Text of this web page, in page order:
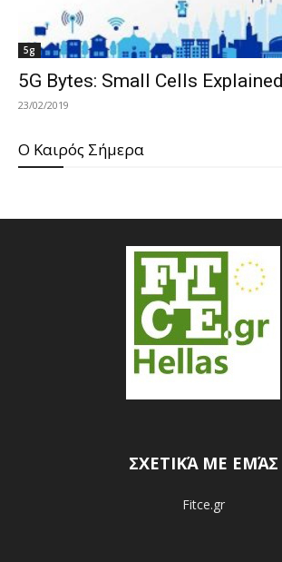
5g
5G Bytes: Small Cells Explained
23/02/2019
O Καιρός Σήμερα
ΣΧΕΤΙΚΆ ΜΕ ΕΜΆΣ
Fitce.gr